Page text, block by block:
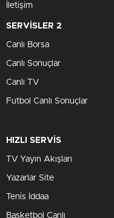
İletişim
SERVİSLER 2
Canlı Borsa
Canlı Sonuçlar
Canlı TV
Futbol Canlı Sonuçlar
HIZLI SERVİS
TV Yayın Akışları
Yazarlar Site
Tenis İddaa
Basketbol Canlı